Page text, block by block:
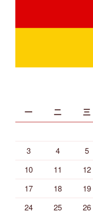
一 二 三
3
4 5
10
11 12
17
18 19
24
25 26